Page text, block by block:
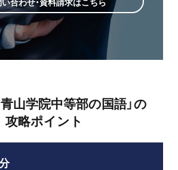
合わせ・資料請求はこちら
青山学院中等部の国語」の
攻略ポイント